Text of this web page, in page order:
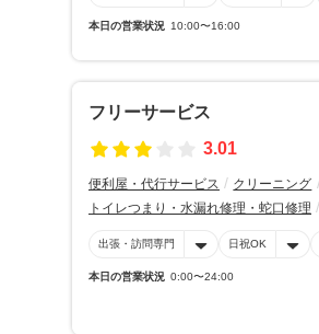
本日の営業状況 10:00〜16:00
フリーサービス
3.01
便利屋・代行サービス クリーニング
トイレつまり・水漏れ修理・蛇口修理
出張・訪問専門 日祝OK
本日の営業状況 0:00〜24:00